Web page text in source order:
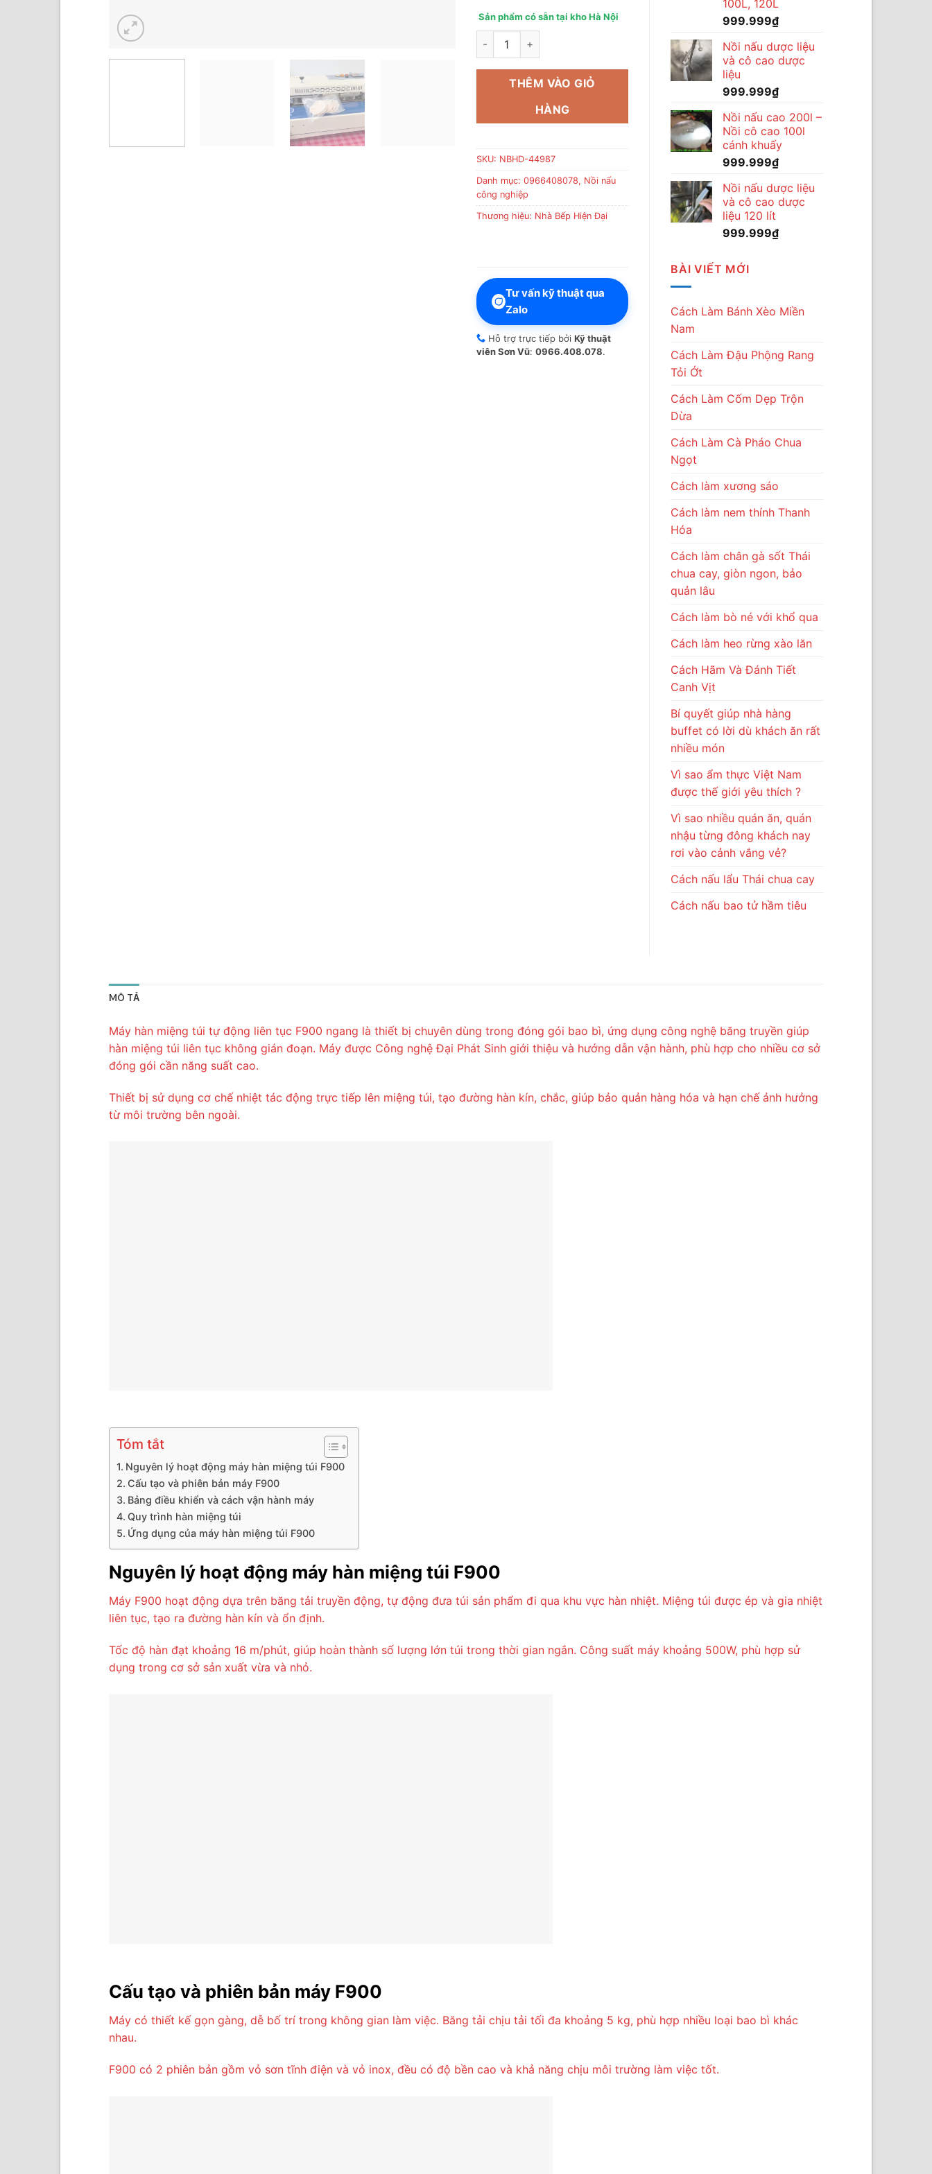
Sản phẩm có sẵn tại kho Hà Nội
Máy hàn miệng túi liên tục nằm ngang F900 số lượng
THÊM VÀO GIỎ
HÀNG
SKU: NBHD-44987
Danh mục: 0966408078, Nồi nấu
công nghiệp
Thương hiệu: Nhà Bếp Hiện Đại
Tư vấn kỹ thuật qua
Zalo
Hỗ trợ trực tiếp bởi Kỹ thuật
viên Sơn Vũ: 0966.408.078.
100L, 120L
999.999₫
Nồi nấu dược liệu
và cô cao dược
liệu
999.999₫
Nồi nấu cao 200l –
Nồi cô cao 100l
cánh khuấy
999.999₫
Nồi nấu dược liệu
và cô cao dược
liệu 120 lít
999.999₫
BÀI VIẾT MỚI
Cách Làm Bánh Xèo Miền
Nam
Cách Làm Đậu Phộng Rang
Tỏi Ớt
Cách Làm Cốm Dẹp Trộn
Dừa
Cách Làm Cà Pháo Chua
Ngọt
Cách làm xương sáo
Cách làm nem thính Thanh
Hóa
Cách làm chân gà sốt Thái
chua cay, giòn ngon, bảo
quản lâu
Cách làm bò né với khổ qua
Cách làm heo rừng xào lăn
Cách Hãm Và Đánh Tiết
Canh Vịt
Bí quyết giúp nhà hàng
buffet có lời dù khách ăn rất
nhiều món
Vì sao ẩm thực Việt Nam
được thế giới yêu thích ?
Vì sao nhiều quán ăn, quán
nhậu từng đông khách nay
rơi vào cảnh vắng vẻ?
Cách nấu lẩu Thái chua cay
Cách nấu bao tử hầm tiêu
MÔ TẢ
Máy hàn miệng túi tự động liên tục F900 ngang là thiết bị chuyên dùng trong đóng gói bao bì, ứng dụng công nghệ băng truyền giúp
hàn miệng túi liên tục không gián đoạn. Máy được Công nghệ Đại Phát Sinh giới thiệu và hướng dẫn vận hành, phù hợp cho nhiều cơ sở
đóng gói cần năng suất cao.
Thiết bị sử dụng cơ chế nhiệt tác động trực tiếp lên miệng túi, tạo đường hàn kín, chắc, giúp bảo quản hàng hóa và hạn chế ảnh hưởng
từ môi trường bên ngoài.
Tóm tắt
Nguyên lý hoạt động máy hàn miệng túi F900
Cấu tạo và phiên bản máy F900
Bảng điều khiển và cách vận hành máy
Quy trình hàn miệng túi
Ứng dụng của máy hàn miệng túi F900
Nguyên lý hoạt động máy hàn miệng túi F900
Máy F900 hoạt động dựa trên băng tải truyền động, tự động đưa túi sản phẩm đi qua khu vực hàn nhiệt. Miệng túi được ép và gia nhiệt
liên tục, tạo ra đường hàn kín và ổn định.
Tốc độ hàn đạt khoảng 16 m/phút, giúp hoàn thành số lượng lớn túi trong thời gian ngắn. Công suất máy khoảng 500W, phù hợp sử
dụng trong cơ sở sản xuất vừa và nhỏ.
Cấu tạo và phiên bản máy F900
Máy có thiết kế gọn gàng, dễ bố trí trong không gian làm việc. Băng tải chịu tải tối đa khoảng 5 kg, phù hợp nhiều loại bao bì khác
nhau.
F900 có 2 phiên bản gồm vỏ sơn tĩnh điện và vỏ inox, đều có độ bền cao và khả năng chịu môi trường làm việc tốt.